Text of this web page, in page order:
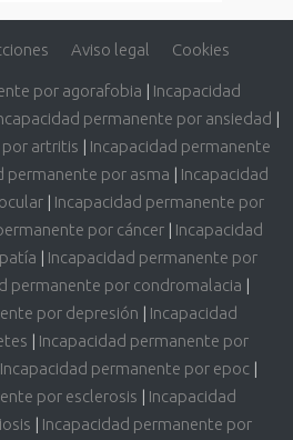
Aviso legal Cookies
por agorafobia | Incapacidad
permanente por ansiedad |
por artritis | Incapacidad permanente
permanente por asma | Incapacidad
| Incapacidad permanente por
por cáncer| Incapacidad
| Incapacidad permanente por
permanente por condromalacia |
por depresión | Incapacidad
| Incapacidad permanente por
Incapacidad permanente por epoc|
por esclerosis | Incapacidad
| Incapacidad permanente por